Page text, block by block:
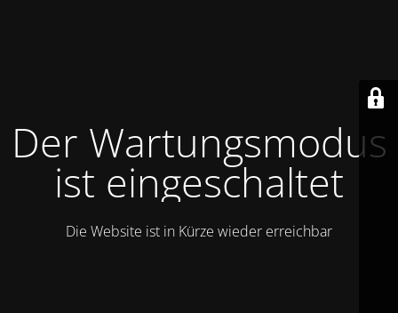
Der Wartungsmodus
ist eingeschaltet
Die Website ist in Kürze wieder erreichbar